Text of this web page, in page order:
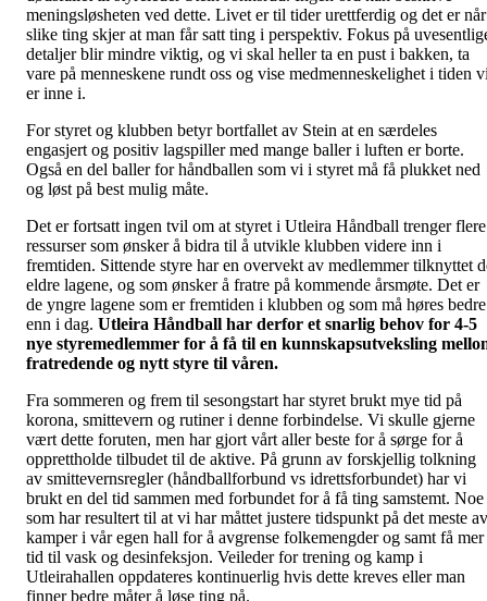
meningsløsheten ved dette. Livet er til tider urettferdig og det er når
slike ting skjer at man får satt ting i perspektiv. Fokus på
detaljer blir mindre viktig, og vi skal heller ta en pust i bakken, ta
vare på menneskene rundt oss og vise medmenneskelighet i tiden
er inne i.
For styret og klubben betyr bortfallet av Stein at en særdeles
engasjert og positiv lagspiller med mange baller i luften er borte.
Også en del baller for håndballen som vi i styret må få plukket ned
og løst på best mulig måte.
Det er fortsatt ingen tvil om at styret i Utleira Håndball trenger flere
ressurser som ønsker å bidra til å utvikle klubben videre inn i
fremtiden. Sittende styre har en overvekt av medlemmer tilknyttet
eldre lagene, og som ønsker å fratre på kommende årsmøte. Det er
de yngre lagene som er fremtiden i klubben og som må høres bedre
enn i dag. Utleira Håndball har derfor et snarlig behov for 4-5
nye styremedlemmer for å få til en kunnskapsutveksling
fratredende og nytt styre til våren.
Fra sommeren og frem til sesongstart har styret brukt mye tid på
korona, smittevern og rutiner i denne forbindelse. Vi skulle gjerne
vært dette foruten, men har gjort vårt aller beste for å sørge for å
opprettholde tilbudet til de aktive. På grunn av forskjellig tolkning
av smittevernsregler (håndballforbund vs idrettsforbundet) har vi
brukt en del tid sammen med forbundet for å få ting samstemt. Noe
som har resultert til at vi har måttet justere tidspunkt på det meste av
kamper i vår egen hall for å avgrense folkemengder og samt få mer
tid til vask og desinfeksjon. Veileder for trening og kamp i
Utleirahallen oppdateres kontinuerlig hvis dette kreves eller man
finner bedre måter å løse ting på.